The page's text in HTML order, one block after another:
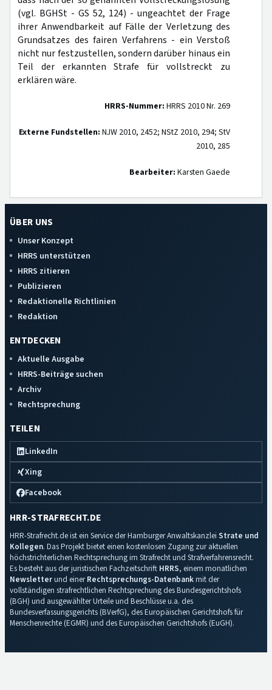
(vgl. BGHSt - GS 52, 124) - ungeachtet der Frage
ihrer Anwendbarkeit auf Fälle der Verletzung des
Grundsatzes des fairen Verfahrens - ein Verstoß
nicht nur festzustellen, sondern darüber hinaus ein
Teil der erkannten Strafe für vollstreckt zu
erklären wäre.
HRRS-Nummer: HRRS 2010 Nr. 269
Externe Fundstellen: NJW 2010, 2452; NStZ 2010, 294; StV
2010, 285
Bearbeiter: Karsten Gaede
ÜBER UNS
Unser Konzept
HRRS unterstützen
HRRS zitieren
Publizieren
Redaktionelle Richtlinien
Redaktion
ENTDECKEN
Aktuelle Ausgabe
HRRS-Beiträge suchen
Archiv
Rechtsprechung
TEILEN
LinkedIn
Xing
Facebook
HRR-STRAFRECHT.DE
HRR-Strafrecht.de ist ein Service der Hamburger Anwaltskanzlei Strate und
Kollegen. Das Projekt bietet einen kostenlosen Zugang zur aktuellen
höchstrichterlichen Rechtsprechung im Strafrecht und Strafverfahrensrecht.
Es besteht aus der juristischen Fachzeitschrift HRRS, einem monatlichen
Newsletterund einerRechtsprechungs-Datenbankmit der
vollständigen strafrechtlichen Rechtsprechung des Bundesgerichtshofs
(BGH) und ausgewählter Urteile und Beschlüsse u.a. des
Bundesverfassungsgerichts (BVerfG), des Europäischen Gerichtshofs für
Menschenrechte (EGMR) und des Europäischen Gerichtshofs (EuGH).